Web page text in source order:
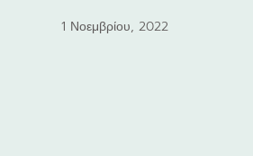
1 Νοεμβρίου, 2022